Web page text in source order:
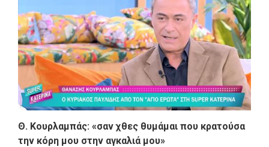
Θ. Κουρλαμπάς: «σαν χθες θυμάμαι που κρατούσα
την κόρη μου στην αγκαλιά μου»